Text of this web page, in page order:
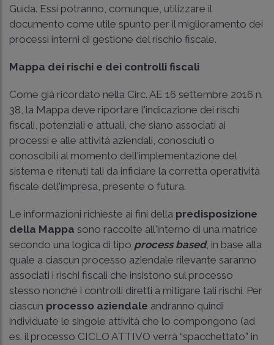
Guida. Essi potranno, comunque, utilizzare il
documento come utile spunto per il miglioramento dei
processi interni di gestione del rischio fiscale.
Mappa dei rischi e dei controlli fiscali
Come già ricordato nella Circ. AE 16 settembre 2016 n.
38 , la Mappa deve riportare l'indicazione dei rischi
fiscali, potenziali e attuali, che siano associati ai
processi e alle attività aziendali, conosciuti o
conoscibili al momento dell'implementazione del
sistema e ritenuti tali da inficiare la corretta operatività
fiscale dell'impresa, presente o futura.
Le informazioni richieste ai fini della predisposizione
della Mappa sono raccolte all'interno di una matrice
secondo una logica di tipo process based, in base alla
quale a ciascun processo aziendale rilevante saranno
associati i rischi fiscali che insistono sul processo
stesso nonché i controlli diretti a mitigare tali rischi. Per
ciascun processo aziendale andranno quindi
individuate le singole attività che lo compongono (ad
es. il processo CICLO ATTIVO verrà “spacchettato” in